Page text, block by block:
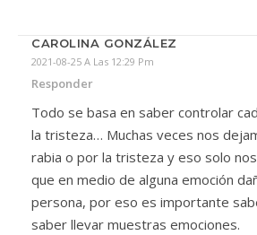
CAROLINA GONZÁLEZ
2021-08-25 A Las 12:29 Pm
Responder
Todo se basa en saber controlar
la tristeza… Muchas veces nos
rabia o por la tristeza y eso solo
que en medio de alguna emoción
persona, por eso es importante
saber llevar muestras emociones.